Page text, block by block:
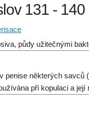
131 - 140
půdy užitečnými
penise některých savců
při kopulaci a